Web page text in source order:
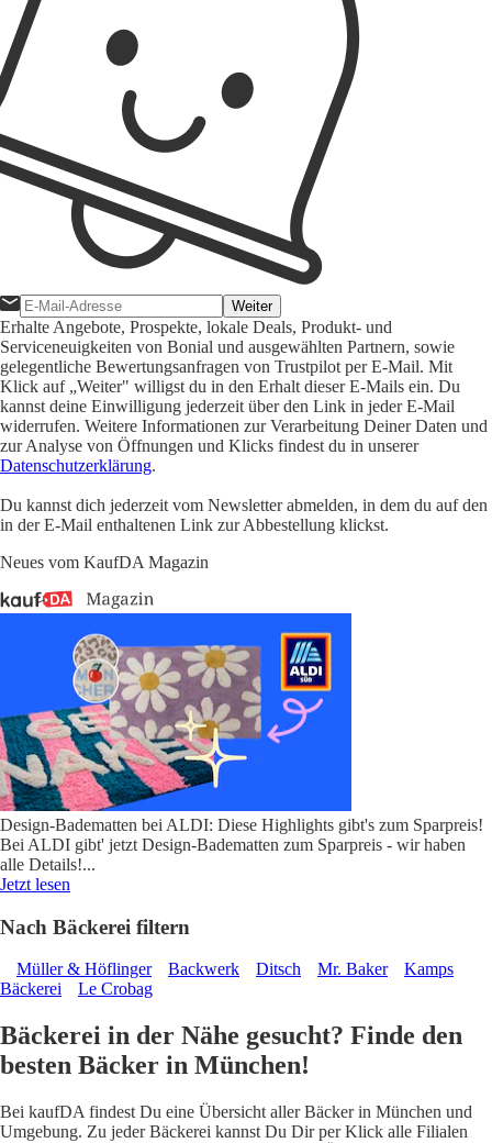
Weiter
Erhalte Angebote, Prospekte, lokale Deals, Produkt- und
Serviceneuigkeiten von Bonial und ausgewählten Partnern, sowie
gelegentliche Bewertungsanfragen von Trustpilot per E-Mail. Mit
Klick auf „Weiter" willigst du in den Erhalt dieser E-Mails ein. Du
kannst deine Einwilligung jederzeit über den Link in jeder E-Mail
widerrufen. Weitere Informationen zur Verarbeitung Deiner Daten und
zur Analyse von Öffnungen und Klicks findest du in unserer
Datenschutzerklärung.
Du kannst dich jederzeit vom Newsletter abmelden, in dem du auf den
in der E-Mail enthaltenen Link zur Abbestellung klickst.
Neues vom KaufDA Magazin
Design-Badematten bei ALDI: Diese Highlights gibt's zum Sparpreis!
Bei ALDI gibt' jetzt Design-Badematten zum Sparpreis - wir haben
alle Details!...
Jetzt lesen
Nach Bäckerei filtern
Müller & Höflinger Backwerk Ditsch Mr. Baker
Kamps
Bäckerei
Le Crobag
Bäckerei in der Nähe gesucht? Finde den
besten Bäcker in München!
Bei kaufDA findest Du eine Übersicht aller Bäcker in München und
Umgebung. Zu jeder Bäckerei kannst Du Dir per Klick alle Filialen